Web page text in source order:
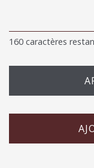
160 caractères